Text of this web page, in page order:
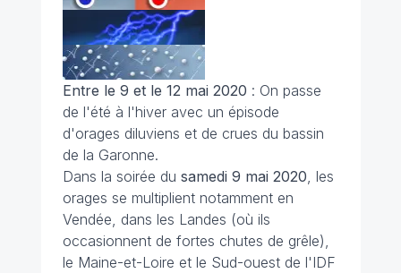
Entre le 9 et le 12 mai 2020 : On passe
de l'été à l'hiver avec un épisode
d'orages diluviens et de crues du bassin
de la Garonne.
Dans la soirée du samedi 9 mai 2020, les
orages se multiplient notamment en
Vendée, dans les Landes (où ils
occasionnent de fortes chutes de grêle),
le Maine-et-Loire et le Sud-ouest de l'IDF